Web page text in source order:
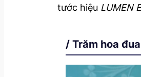
tước hiệu LUMEN
/ Trăm hoa